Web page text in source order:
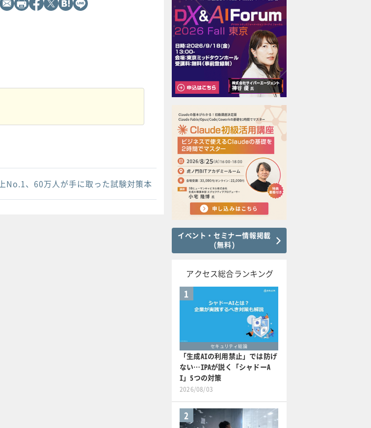
No.1、60万人が手に取った試験対策本
イベント・セミナー情報掲載
(無料)
アクセス総合ランキング
1
セキュリティ総論
「生成AIの利用禁止」では防げ
ない…IPAが説く「シャドーA
I」5つの対策
2026/08/03
2